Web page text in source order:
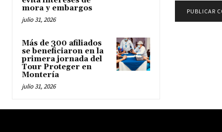
mora y embargos
julio 31, 2026
Más de 300 afiliados
se beneficiaron en la
primera jornada del
Tour Proteger en
Montería
julio 31, 2026